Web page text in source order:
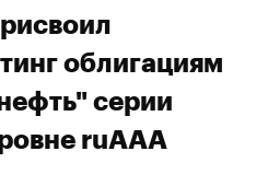
облигациям
серии
ruAAA